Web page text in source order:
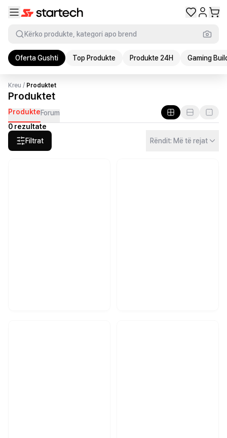
Kërko produkte, kategori apo brend
Oferta Gushti Top Produkte Produkte 24H Gaming
Kreu / Produktet
Produktet
ProdukteForum
0 rezultate
Filtrat
Rëndit: Më të rejat